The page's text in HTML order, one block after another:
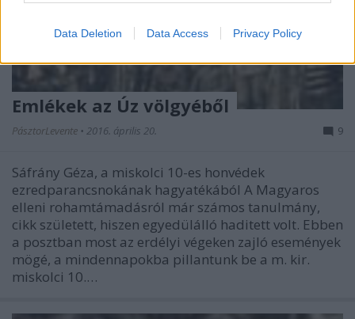
Data Deletion Data Access Privacy Policy
Emlékek az Úz völgyéből
PásztorLevente • 2016. április 20. 9
Sáfrány Géza, a miskolci 10-es honvédek
ezredparancsnokának hagyatékából A Magyaros
elleni rohamtámadásról már számos tanulmány,
cikk született, hiszen egyedülálló haditett volt. Ebben
a posztban most az erdélyi végeken zajló események
mögé, a mindennapokba pillantunk be a m. kir.
miskolci 10.…